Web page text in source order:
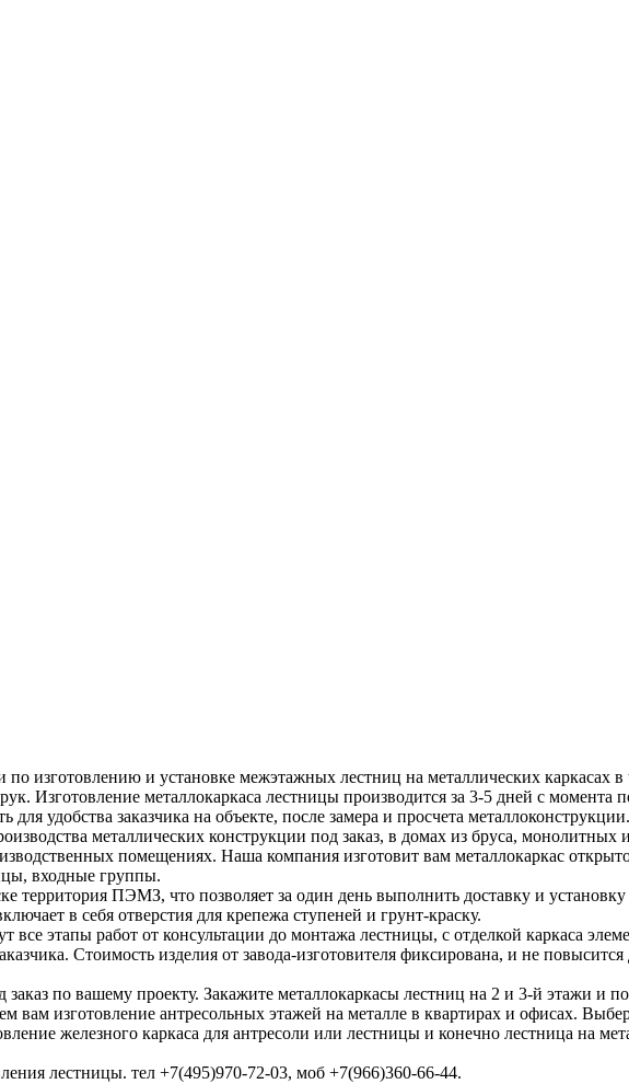
изготовлению и установке межэтажных лестниц на металлических каркасах в
Изготовление металлокаркаса лестницы производится за 3-5 дней с момента
для удобства заказчика на объекте, после замера и просчета металлоконструкции.
металлических конструкции под заказ, в домах из бруса, монолитных
помещениях. Наша компания изготовит вам металлокаркас
входные группы.
территория ПЭМЗ, что позволяет за один день выполнить доставку и установку
в себя отверстия для крепежа ступеней и грунт-краску.
все этапы работ от консультации до монтажа лестницы, с отделкой каркаса
Стоимость изделия от завода-изготовителя фиксирована, и не
по вашему проекту. Закажите металлокаркасы лестниц на 2 и 3-й этажи и
вам изготовление антресольных этажей на металле в квартирах и офисах.
железного каркаса для антресоли или лестницы и конечно лестница на
лестницы. тел +7(495)970-72-03, моб +7(966)360-66-44.